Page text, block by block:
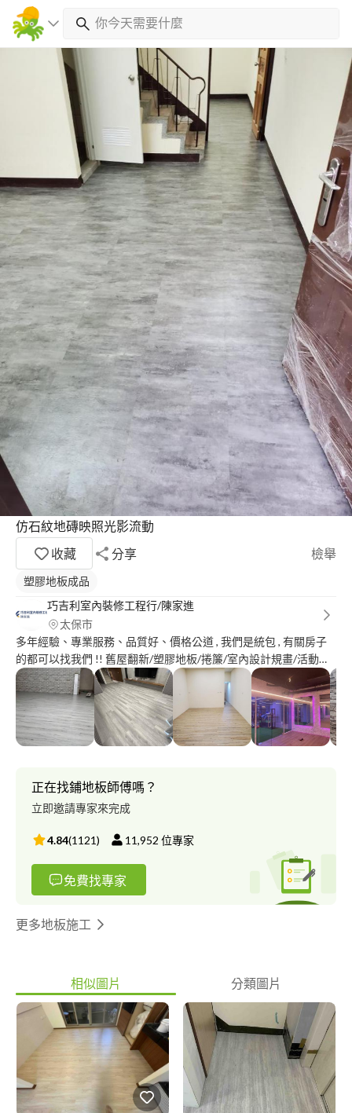
仿石紋地磚映照光影流動
收藏
分享 檢舉
塑膠地板成品
巧吉利室內裝修工程行/陳家進
太保市
多年經驗、專業服務、品質好、價格公道 , 我們是統包 , 有關房子
的都可以找我們 !! 舊屋翻新/塑膠地板/捲簾/室內設計規畫/活動拉
門/窗簾/壁紙/各項統包, 免費到府估價
正在找鋪地板師傅嗎？
立即邀請專家來完成
4.84(1121) 11,952 位專家
免費找專家
更多地板施工
相似圖片 分類圖片